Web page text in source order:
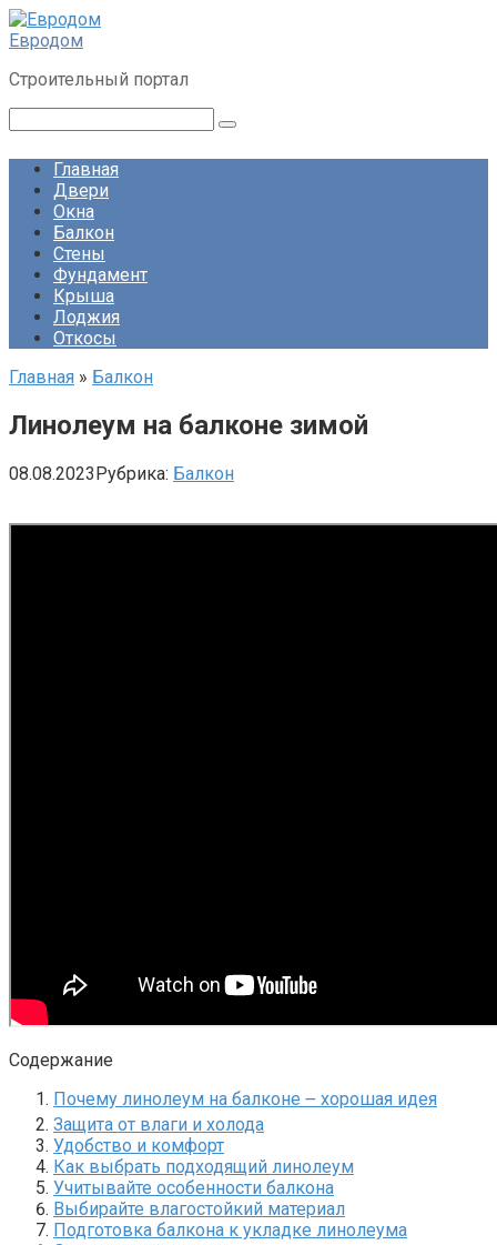
Перейти
к
Евродом
Строительный портал
Главная
Двери
Окна
Балкон
Стены
Фундамент
Крыша
Лоджия
Откосы
Главная » Балкон
Линолеум на балконе зимой
08.08.2023Рубрика: Балкон
Содержание
Почему линолеум на балконе ౼ хорошая идея
Защита от влаги и холода
Удобство и комфорт
Как выбрать подходящий линолеум
Учитывайте особенности балкона
Выбирайте влагостойкий материал
Подготовка балкона к укладке линолеума